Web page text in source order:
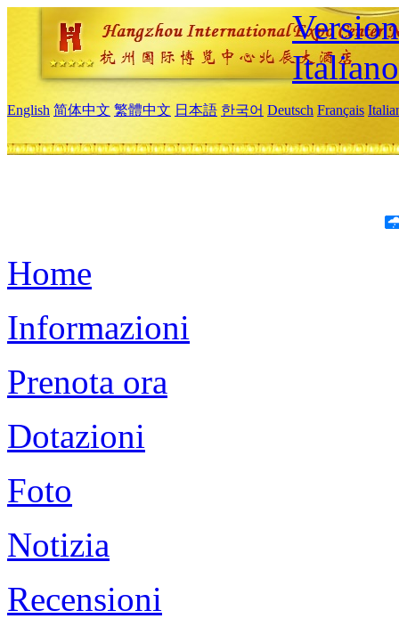
Italiano
English 简体中文 繁體中文 日本語 한국어 Deutsch Français
Home
Informazioni
Prenota ora
Dotazioni
Foto
Notizia
Recensioni